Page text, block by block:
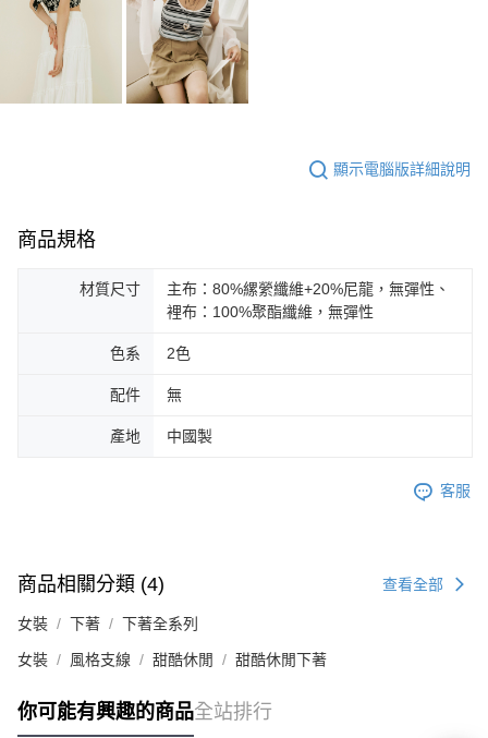
顯示電腦版詳細說明
商品規格
材質尺寸
主布：80%縲縈纖維+20%尼龍，無彈性、
裡布：100%聚酯纖維，無彈性
色系 2色
配件 無
產地 中國製
客服
商品相關分類 (4) 查看全部
女裝 下著 下著全系列
女裝 風格支線 甜酷休閒 甜酷休閒下著
你可能有興趣的商品全站排行